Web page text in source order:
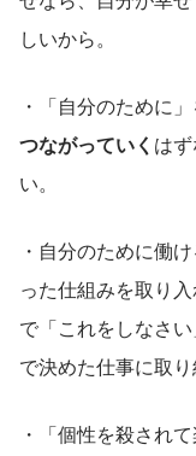
しいから。
・「自分のために
つながっていく は
い。
・自分のために働け
った仕組みを取り
で「これをしなさ
で決めた仕事に取り
・「個性を殺され